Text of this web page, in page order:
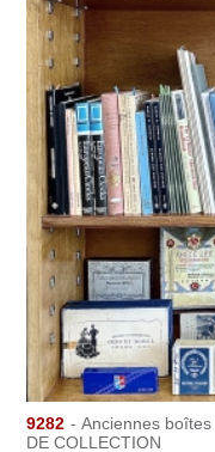
9282 - Anciennes
DE COLLECTION